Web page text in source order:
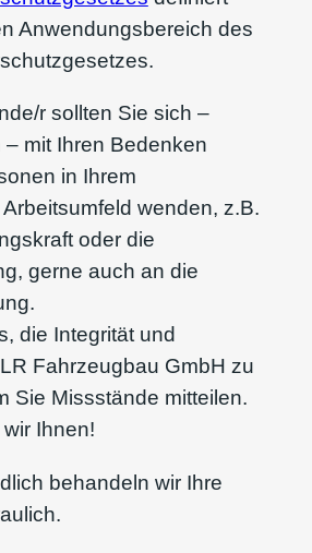
Anwendungsbereich des
r sollten Sie sich –
mit Ihren Bedenken
in Ihrem
wenden, z.B.
oder die
gerne auch an die
die Integrität und
Fahrzeugbau GmbH zu
Sie Missstände mitteilen.
Ihnen!
behandeln wir Ihre